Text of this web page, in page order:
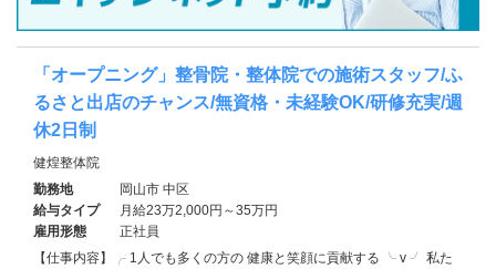
「オープニング」整骨院・整体院での施術スタッフ/ふ
るさと出店のチャンス/無資格・未経験OK/研修充実/週
休2日制
健煌整体院
勤務地
岡山市 中区
給与タイプ
月給23万2,000円～35万円
雇用形態
正社員
【仕事内容】╭ 1人でも多くの方の 健康と笑顔に貢献する ╰ v ╯ 私た